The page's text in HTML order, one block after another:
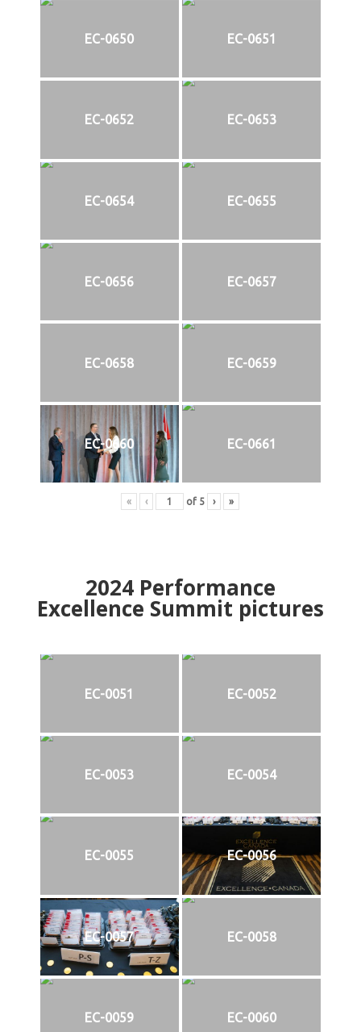
EC-0650 EC-0651
EC-0652 EC-0653
EC-0654 EC-0655
EC-0656 EC-0657
EC-0658 EC-0659
EC-0660 EC-0661
« ‹ of 5 › »
2024Performance
Excellence Summit pictures
EC-0051 EC-0052
EC-0053 EC-0054
EC-0055 EC-0056
EC-0057 EC-0058
EC-0059 EC-0060